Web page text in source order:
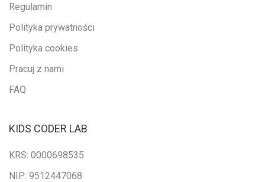
Regulamin
Polityka prywatności
Polityka cookies
Pracuj z nami
FAQ
KIDS CODER LAB
KRS: 0000698535
NIP: 9512447068